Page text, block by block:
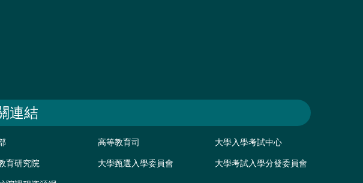
連結
高等教育司 大學入學考試中心
育研究院 大學甄選入學委員會 大學考試入學分發委員會